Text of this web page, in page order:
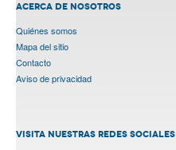
ACERCA DE NOSOTROS
Quiénes somos
Mapa del sitio
Contacto
Aviso de privacidad
VISITA NUESTRAS REDES SOCIALES